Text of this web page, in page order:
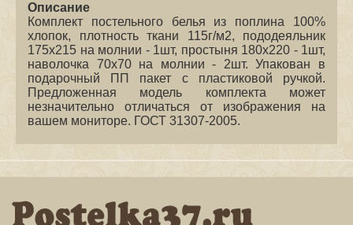
Описание
Комплект постельного белья из поплина 100%
хлопок, плотность ткани 115г/м2, пододеяльник
175х215 на молнии - 1шт, простыня 180х220 - 1шт,
наволочка 70х70 на молнии - 2шт. Упакован в
подарочный ПП пакет с пластиковой ручкой.
Предложенная модель комплекта может
незначительно отличаться от изображения на
вашем мониторе. ГОСТ 31307-2005.